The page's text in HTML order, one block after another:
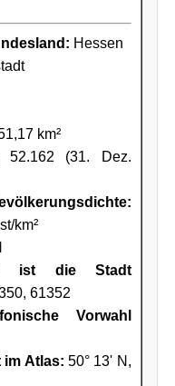
Hessen
km²
52.162 (31. Dez.
km²
ist die Stadt
61352
Vorwahl
im Atlas: 50° 13' N,